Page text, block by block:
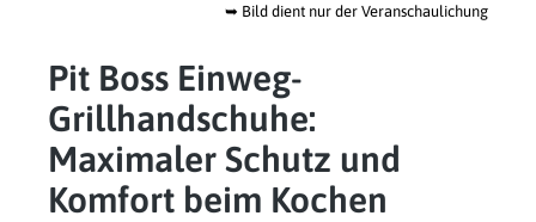
➥ Bild dient nur der Veranschaulichung
Pit Boss Einweg-
Grillhandschuhe:
Maximaler Schutz und
Komfort beim Kochen